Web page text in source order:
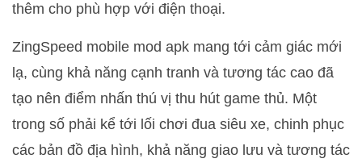
thêm cho phù hợp với điện thoại.
ZingSpeed mobile mod apk mang tới cảm giác mới
lạ, cùng khả năng cạnh tranh và tương tác cao đã
tạo nên điểm nhấn thú vị thu hút game thủ. Một
trong số phải kể tới lối chơi đua siêu xe, chinh phục
các bản đồ địa hình, khả năng giao lưu và tương tác